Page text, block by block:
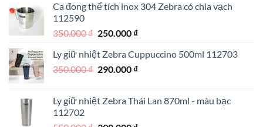
là:
tại
550.000 ₫.
Ca đong thể tích inox 304 Zebra có chia vạch
112590
350.000₫ Giá
là:
350.000 ₫.
250.000 ₫Giá
tại
là:
Ly giữ nhiệt Zebra Cuppuccino 500ml 112703
350.000₫ Giá
350.000 ₫.
290.000 ₫Giá
là:
Ly giữ nhiệt Zebra Thái Lan 870ml - màu bạc
112702